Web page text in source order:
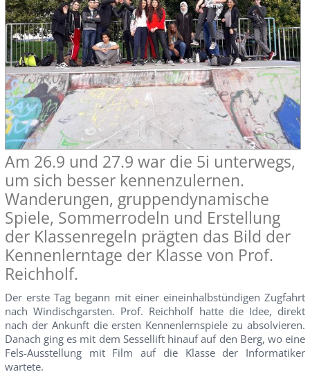
Am 26.9 und 27.9 war die 5i unterwegs,
um sich besser kennenzulernen.
Wanderungen, gruppendynamische
Spiele, Sommerrodeln und Erstellung
der Klassenregeln prägten das Bild der
Kennenlerntage der Klasse von Prof.
Reichholf.
Der erste Tag begann mit einer eineinhalbstündigen Zugfahrt
nach Windischgarsten. Prof. Reichholf hatte die Idee, direkt
nach der Ankunft die ersten Kennenlernspiele zu absolvieren.
Danach ging es mit dem Sessellift hinauf auf den Berg, wo eine
Fels-Ausstellung mit Film auf die Klasse der Informatiker
wartete.